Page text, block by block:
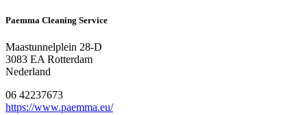
Paemma Cleaning Service
Maastunnelplein 28-D
3083 EA Rotterdam
Nederland
06 42237673
https://www.paemma.eu/